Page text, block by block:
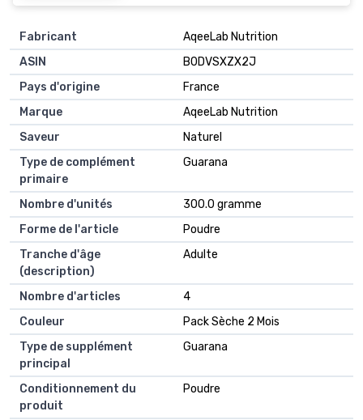
Fabricant
AqeeLab Nutrition
ASIN
B0DVSXZX2J
Pays d'origine
France
Marque
AqeeLab Nutrition
Saveur
Naturel
Type de complément
primaire
Guarana
Nombre d'unités
300.0 gramme
Forme de l'article
Poudre
Tranche d'âge
(description)
Adulte
Nombre d'articles
4
Couleur
Pack Sèche 2 Mois
Type de supplément
principal
Guarana
Conditionnement du
produit
Poudre